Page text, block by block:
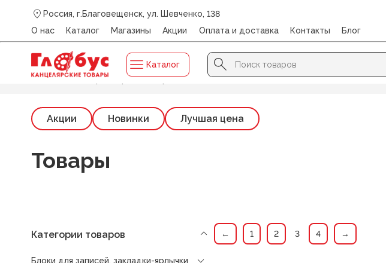
Россия, г.Благовещенск, ул. Шевченко, 138
О нас
Каталог Магазины Акции Оплата и доставка Контакты Блог
Каталог
Search
for:
Search Button
Главная /Импорт-Маркет/Страница 3
Акции Новинки Лучшая цена
Товары
Категории товаров
Блоки для записей, закладки-ярлычки
← 1 2 3 4 →